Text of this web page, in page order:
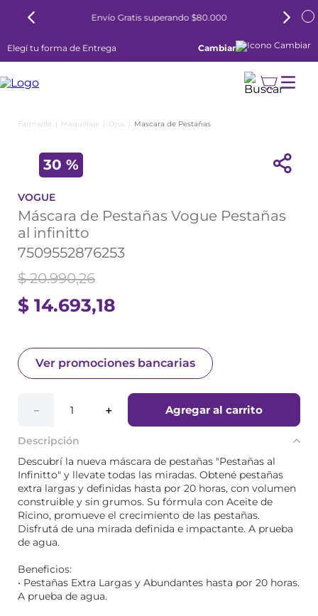
Envío Gratis superando $80.000
Elegí tu forma de Entrega Cambiar
Maquillaje Ojos Mascara de Pestañas
30 %
VOGUE
Máscara de Pestañas Vogue Pestañas
al infinitto
7509552876253
$ 14.693,18
$ 20.990,26
Ver promociones bancarias
＋
－ Agregar al carrito
Descripción
Descubrí la nueva máscara de pestañas "Pestañas al
Infinitto" y llevate todas las miradas. Obtené pestañas
extra largas y definidas hasta por 20 horas, con volumen
construible y sin grumos. Su fórmula con Aceite de
Ricino, promueve el crecimiento de las pestañas.
Disfrutá de una mirada definida e impactante. A prueba
de agua.
Beneficios:
• Pestañas Extra Largas y Abundantes hasta por 20 horas.
A prueba de agua.